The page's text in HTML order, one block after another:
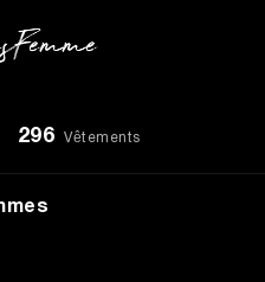
296 Vêtements